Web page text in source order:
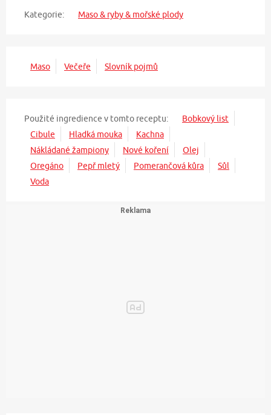
Kategorie: Maso & ryby & mořské plody
Maso Večeře Slovník pojmů
Použité ingredience v tomto receptu:
Bobkový list
Cibule
Hladká mouka
Kachna
Nákládané žampiony
Nové koření
Olej
Oregáno
Pepř mletý Pomerančová kůra
Sůl
Voda